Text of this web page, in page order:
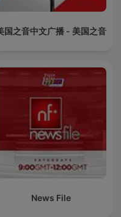
国之音中文广播 - 美国之音
News File